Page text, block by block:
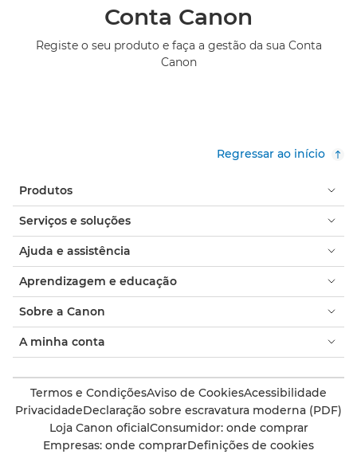
Conta Canon
Registe o seu produto e faça a gestão da sua Conta
Canon
Regressar ao início
Produtos
Serviços e soluções
Ajuda e assistência
Aprendizagem e educação
Sobre a Canon
A minha conta
Termos e CondiçõesAviso de CookiesAcessibilidade
PrivacidadeDeclaração sobre escravatura moderna (PDF)
Loja Canon oficialConsumidor: onde comprar
Empresas: onde comprarDefinições de cookies